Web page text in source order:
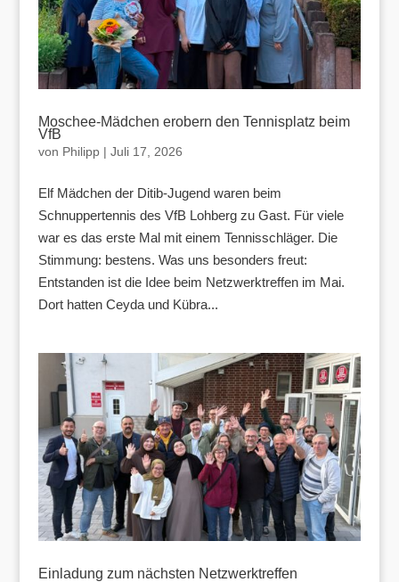
Moschee-Mädchen erobern den Tennisplatz beim
VfB
von Philipp| Juli 17, 2026
Elf Mädchen der Ditib-Jugend waren beim
Schnuppertennis des VfB Lohberg zu Gast. Für viele
war es das erste Mal mit einem Tennisschläger. Die
Stimmung: bestens. Was uns besonders freut:
Entstanden ist die Idee beim Netzwerktreffen im Mai.
Dort hatten Ceyda und Kübra...
Einladung zum nächsten Netzwerktreffen